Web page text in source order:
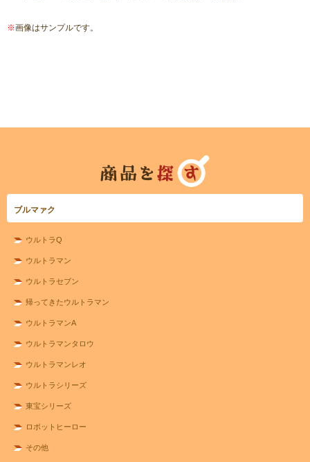
※画像はサンプルです。
ブルマァク
ウルトラQ
ウルトラマン
ウルトラセブン
帰ってきたウルトラマン
ウルトラマンA
ウルトラマンタロウ
ウルトラマンレオ
ウルトラシリーズ
東宝シリーズ
ロボットヒーロー
その他